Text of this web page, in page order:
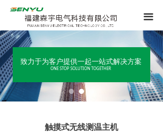
致力于为客户提供一起一站式解决方案
ONE STOP SOLUTION TOGETHER
끀
触摸式无线测温主机